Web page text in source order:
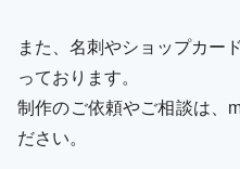
また、名刺やショップカー
っております。
制作のご依頼やご相談は、
ださい。